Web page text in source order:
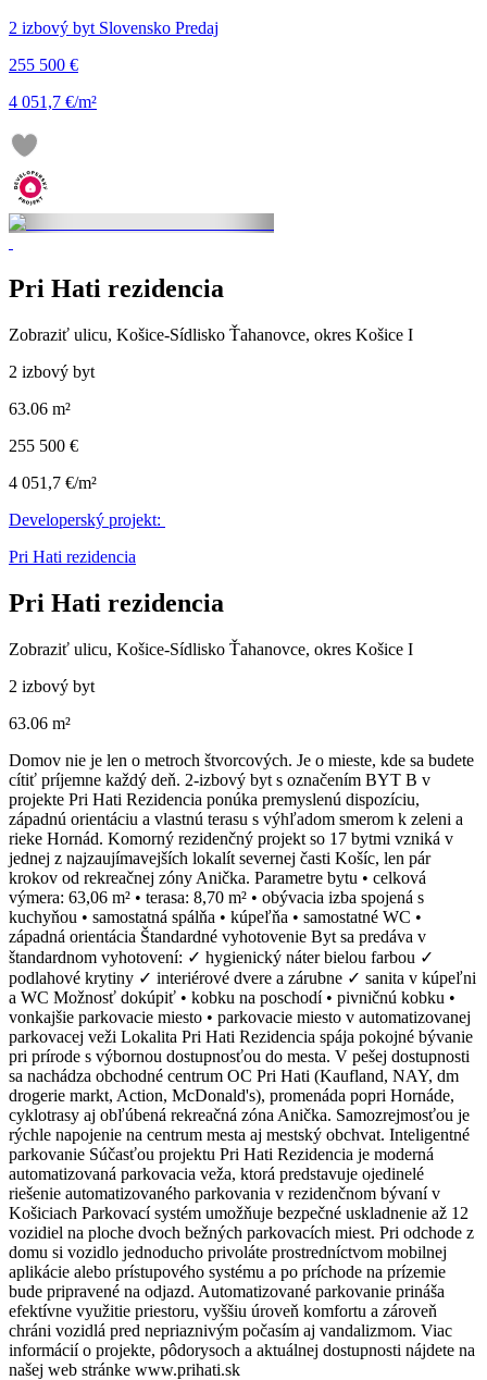
2 izbový byt Slovensko Predaj
255 500 €
4 051,7 €/m²
Pri Hati rezidencia
Zobraziť ulicu, Košice-Sídlisko Ťahanovce, okres Košice I
2 izbový byt
63.06 m²
255 500 €
4 051,7 €/m²
Developerský projekt:
Pri Hati rezidencia
Pri Hati rezidencia
Zobraziť ulicu, Košice-Sídlisko Ťahanovce, okres Košice I
2 izbový byt
63.06 m²
Domov nie je len o metroch štvorcových. Je o mieste, kde sa budete
cítiť príjemne každý deň. 2-izbový byt s označením BYT B v
projekte Pri Hati Rezidencia ponúka premyslenú dispozíciu,
západnú orientáciu a vlastnú terasu s výhľadom smerom k zeleni a
rieke Hornád. Komorný rezidenčný projekt so 17 bytmi vzniká v
jednej z najzaujímavejších lokalít severnej časti Košíc, len pár
krokov od rekreačnej zóny Anička. Parametre bytu • celková
výmera: 63,06 m² • terasa: 8,70 m² • obývacia izba spojená s
kuchyňou • samostatná spálňa • kúpeľňa • samostatné WC •
západná orientácia Štandardné vyhotovenie Byt sa predáva v
štandardnom vyhotovení: ✓ hygienický náter bielou farbou ✓
podlahové krytiny ✓ interiérové dvere a zárubne ✓ sanita v kúpeľni
a WC Možnosť dokúpiť • kobku na poschodí • pivničnú kobku •
vonkajšie parkovacie miesto • parkovacie miesto v automatizovanej
parkovacej veži Lokalita Pri Hati Rezidencia spája pokojné bývanie
pri prírode s výbornou dostupnosťou do mesta. V pešej dostupnosti
sa nachádza obchodné centrum OC Pri Hati (Kaufland, NAY, dm
drogerie markt, Action, McDonald's), promenáda popri Hornáde,
cyklotrasy aj obľúbená rekreačná zóna Anička. Samozrejmosťou je
rýchle napojenie na centrum mesta aj mestský obchvat. Inteligentné
parkovanie Súčasťou projektu Pri Hati Rezidencia je moderná
automatizovaná parkovacia veža, ktorá predstavuje ojedinelé
riešenie automatizovaného parkovania v rezidenčnom bývaní v
Košiciach Parkovací systém umožňuje bezpečné uskladnenie až 12
vozidiel na ploche dvoch bežných parkovacích miest. Pri odchode z
domu si vozidlo jednoducho privoláte prostredníctvom mobilnej
aplikácie alebo prístupového systému a po príchode na prízemie
bude pripravené na odjazd. Automatizované parkovanie prináša
efektívne využitie priestoru, vyššiu úroveň komfortu a zároveň
chráni vozidlá pred nepriaznivým počasím aj vandalizmom. Viac
informácií o projekte, pôdorysoch a aktuálnej dostupnosti nájdete na
našej web stránke www.prihati.sk